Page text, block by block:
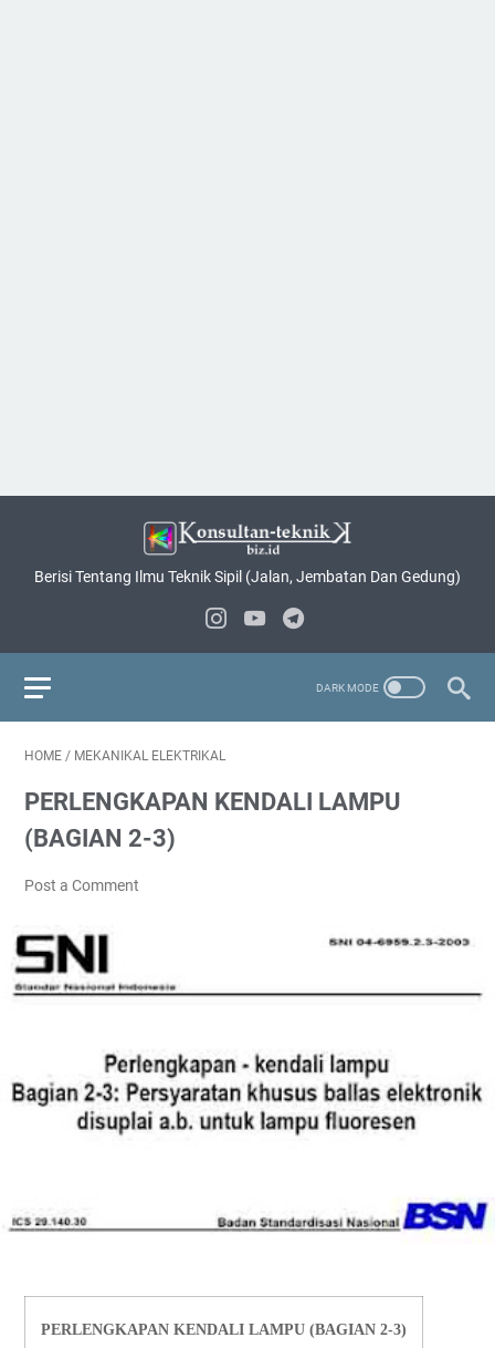
Berisi Tentang Ilmu Teknik Sipil (Jalan, Jembatan Dan Gedung)
HOME / MEKANIKAL ELEKTRIKAL
PERLENGKAPAN KENDALI LAMPU
(BAGIAN 2-3)
Post a Comment
PERLENGKAPAN KENDALI LAMPU (BAGIAN 2-3)